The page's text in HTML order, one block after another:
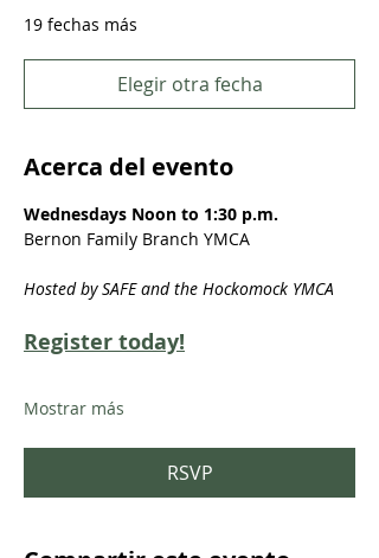
19 fechas más
Elegir otra fecha
Acerca del evento
Wednesdays Noon to 1:30 p.m.
Bernon Family Branch YMCA
Hosted by SAFE and the Hockomock YMCA
Register today!
Mostrar más
RSVP